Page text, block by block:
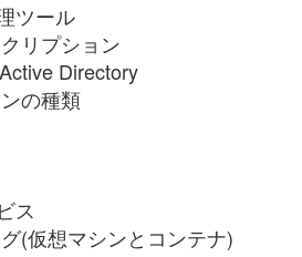
ツール
リプション
Directory
の種類
ス
(仮想マシンとコンテナ)